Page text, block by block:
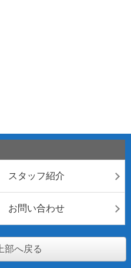
スタッフ紹介
お問い合わせ
部へ戻る